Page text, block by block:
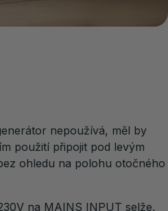
nepoužívá, měl by
použití připojit pod levým
ohledu na polohu otočného
na MAINS INPUT selže,